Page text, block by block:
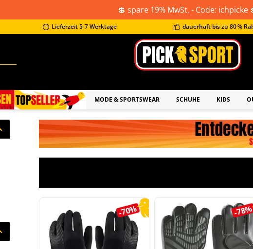
💲 spare 19% MwSt. - Code: ichpicke
Lieferzeit 5-7 Werktage dauerhaft bis zu 80 %
TOPSELLER MODE & SPORTSWEAR SCHUHE KIDS
Bildergalerie überspringen
-70% -78%